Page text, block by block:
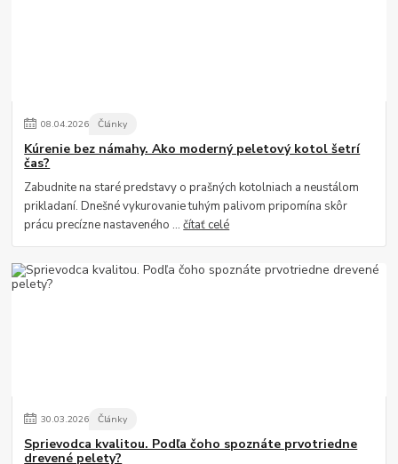
08.04.2026 Články
Kúrenie bez námahy. Ako moderný peletový kotol šetrí
čas?
Zabudnite na staré predstavy o prašných kotolniach a neustálom
prikladaní. Dnešné vykurovanie tuhým palivom pripomína skôr
prácu precízne nastaveného ...čítať celé
30.03.2026 Články
Sprievodca kvalitou. Podľa čoho spoznáte prvotriedne
drevené pelety?